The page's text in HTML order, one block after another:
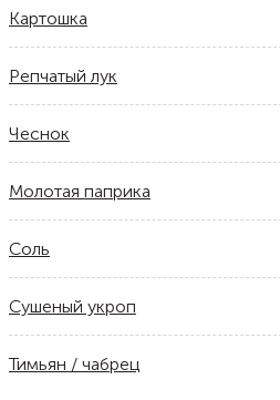
Картошка
Репчатый лук
Чеснок
Молотая паприка
Соль
Сушеный укроп
Тимьян / чабрец